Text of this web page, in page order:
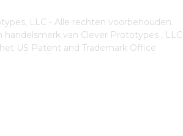
LLC - Alle rechten voorbehouden.
handelsmerk van Clever Prototypes , LLC
US Patent and Trademark Office